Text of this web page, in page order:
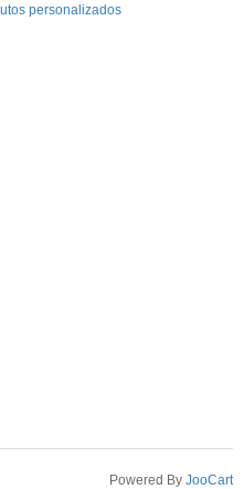
personalizados
Powered By JooCart